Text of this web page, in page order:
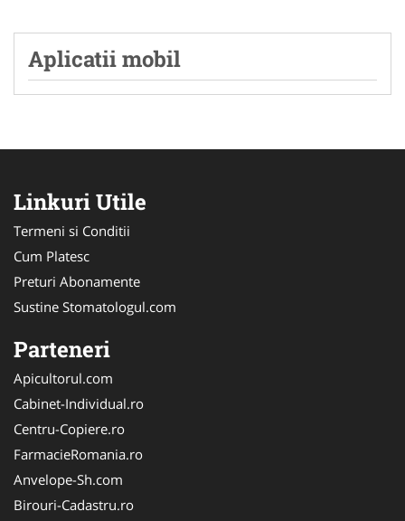
Aplicatii mobil
Linkuri Utile
Termeni si Conditii
Cum Platesc
Preturi Abonamente
Sustine Stomatologul.com
Parteneri
Apicultorul.com
Cabinet-Individual.ro
Centru-Copiere.ro
FarmacieRomania.ro
Anvelope-Sh.com
Birouri-Cadastru.ro